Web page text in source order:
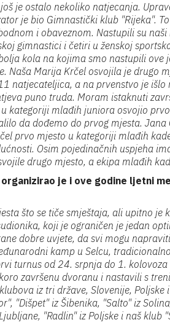
je ostalo nekoliko natjecanja.
je bio Gimnastički klub "Rijeka".
i obaveznom. Nastupili su
gimnastici i četiri u ženskoj
kola na kojima smo nastupili ove
Naša Marija Krčel osvojila je drugo
natjecateljica, a na prvenstvo je
puno truda. Moram istaknuti
kategoriji mlađih juniora osvojio
da dođemo do prvog mjesta.
prvo mjesto u kategoriji mlađih
Osim pojedinačnih uspjeha
drugo mjesto, a ekipa mlađih
je i ove godine ljetni
što se tiče smještaja, ali upitno
koji je ograničen je jedan
dobre uvjete, da svi mogu
kamp u Selcu,
turnus od 24. srpnja do 1.
završenu dvoranu i nastavili s
iz tri države, Slovenije,
"Dišpet" iz Šibenika, "Salto" iz
"Radlin" iz Poljske i naš klub